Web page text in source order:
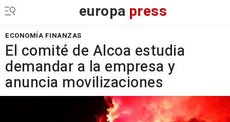
europa press
ECONOMÍA FINANZAS
El comité de Alcoa estudia
demandar a la empresa y
anuncia movilizaciones